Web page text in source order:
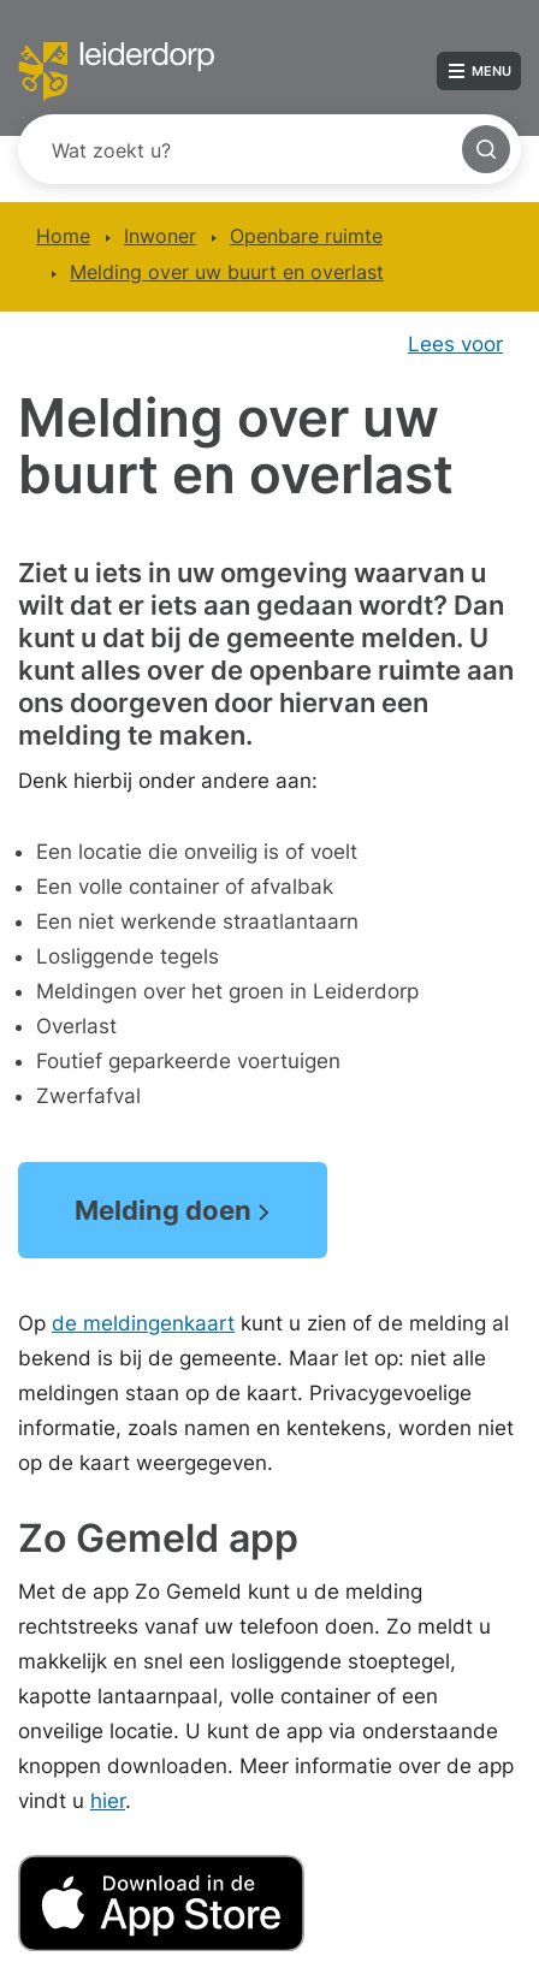
MENU
Home Inwoner
Openbare ruimte
Melding over uw buurt en overlast
Lees voor
Melding over uw
buurt en overlast
Ziet u iets in uw omgeving waarvan u
wilt dat er iets aan gedaan wordt? Dan
kunt u dat bij de gemeente melden. U
kunt alles over de openbare ruimte aan
ons doorgeven door hiervan een
melding te maken.
Denk hierbij onder andere aan:
Een locatie die onveilig is of voelt
Een volle container of afvalbak
Een niet werkende straatlantaarn
Losliggende tegels
Meldingen over het groen in Leiderdorp
Overlast
Foutief geparkeerde voertuigen
Zwerfafval
Melding doen
Op de meldingenkaart kunt u zien of de melding al
bekend is bij de gemeente. Maar let op: niet alle
meldingen staan op de kaart. Privacygevoelige
informatie, zoals namen en kentekens, worden niet
op de kaart weergegeven.
Zo Gemeld app
Met de app Zo Gemeld kunt u de melding
rechtstreeks vanaf uw telefoon doen. Zo meldt u
makkelijk en snel een losliggende stoeptegel,
kapotte lantaarnpaal, volle container of een
onveilige locatie. U kunt de app via onderstaande
knoppen downloaden. Meer informatie over de app
vindt u hier.